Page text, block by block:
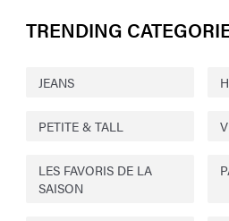
TRENDING
JEANS
PETITE & TALL
LES FAVORIS DE LA
SAISON